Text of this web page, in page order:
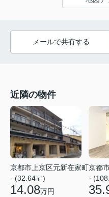
メールで共有する
近隣の物件
京都市上京区元新在家町
- (32.64㎡)
14.08万円
京都
-